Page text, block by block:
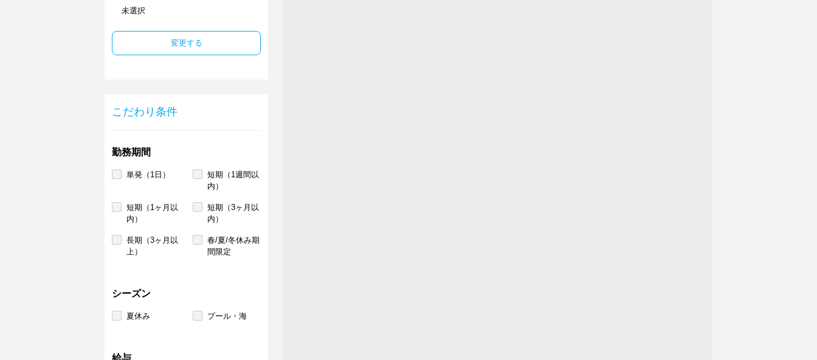
未選択
変更する
こだわり条件
勤務期間
単発（1日）
短期（1週間以
内）
短期（1ヶ月以
内）
短期（3ヶ月以
内）
長期（3ヶ月以
上）
春/夏/冬休み期
間限定
シーズン
夏休み プール・海
給与